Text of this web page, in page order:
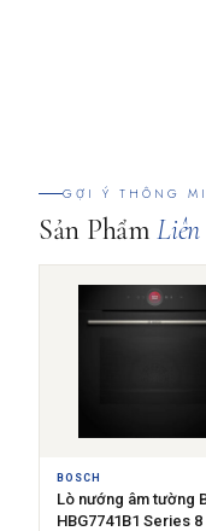
GỢI Ý THÔNG
Sản Phẩm
BOSCH
Lò nướng âm tường
HBG7741B1 Series 8